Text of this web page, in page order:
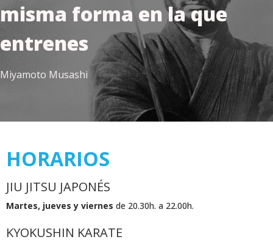
misma forma en la que
entrenes
Miyamoto Musashi
HORARIOS
JIU JITSU JAPONÉS
Martes, jueves y viernes de 20.30h. a 22.00h.
KYOKUSHIN KARATE